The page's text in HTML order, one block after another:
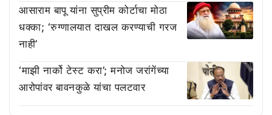
आसाराम बापू यांना सुप्रीम कोर्टाचा मोठा
धक्का; ‘रुग्णालयात दाखल करण्याची गरज
नाही’
‘माझी नार्को टेस्ट करा’; मनोज जरांगेंच्या
आरोपांवर बावनकुळे यांचा पलटवार